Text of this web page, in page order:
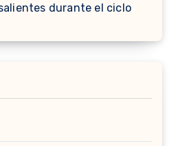
durante el ciclo